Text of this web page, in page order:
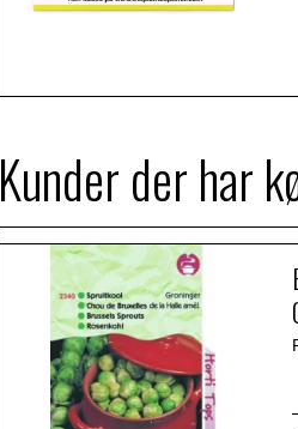
Kunder der har